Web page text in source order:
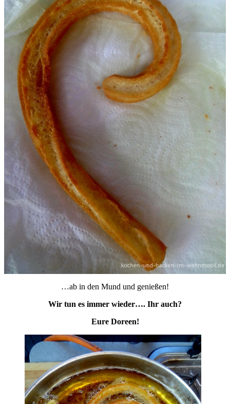
…ab in den Mund und genießen!
Wir tun es immer wieder…. Ihr auch?
Eure Doreen!